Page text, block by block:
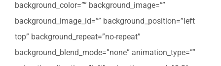
background_color=”” background_image=””
background_image_id=”” background_position=”left
top” background_repeat=”no-repeat”
background_blend_mode=”none” animation_type=””